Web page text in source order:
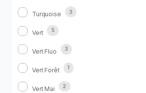
Turquoise 3
Vert 5
Vert Fluo 3
Vert Forêt 1
Vert Mai 2